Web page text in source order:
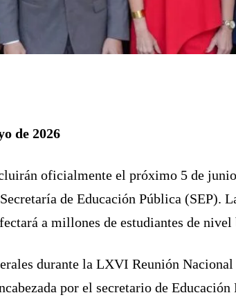
de 2026
oficialmente el próximo 5 de
de Educación Pública (SEP).
a millones de estudiantes de nivel
durante la LXVI Reunión
por el secretario de